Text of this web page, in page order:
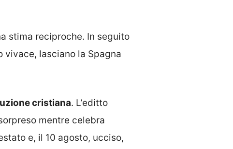
stima reciproche. In seguito
vivace, lasciano la Spagna
cristiana. L’editto
mentre celebra
e, il 10 agosto, ucciso,